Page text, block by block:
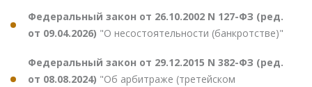
Федеральный закон от 26.10.2002 N 127-ФЗ (ред.
от 09.04.2026) "О несостоятельности (банкротстве)"
Федеральный закон от 29.12.2015 N 382-ФЗ (ред.
от 08.08.2024) "Об арбитраже (третейском